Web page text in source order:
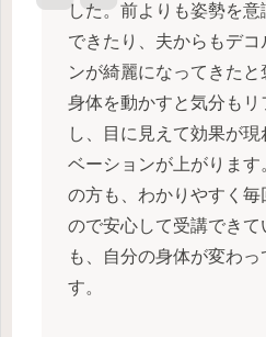
した。前よりも姿勢を
できたり、夫からもデコ
ンが綺麗になってきたと
身体を動かすと気分もリ
し、目に見えて効果が
ベーションが上がりま
の方も、わかりやすく毎
ので安心して受講できて
も、自分の身体が変わ
す。